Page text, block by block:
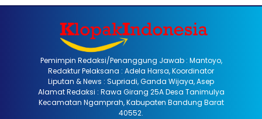
Pemimpin Redaksi/Penanggung Jawab : Mantoyo,
Redaktur Pelaksana : Adela Harsa, Koordinator
Liputan & News : Supriadi, Ganda Wijaya, Asep
Alamat Redaksi : Rawa Girang 25A Desa Tanimulya
Kecamatan Ngamprah, Kabupaten Bandung Barat
40552.